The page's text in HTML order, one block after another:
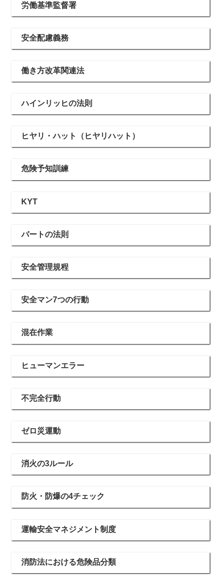
労働基準監督署
安全配慮義務
働き方改革関連法
ハインリッヒの法則
ヒヤリ・ハット（ヒヤリハット）
危険予知訓練
KYT
バートの法則
安全管理規程
安全マン7つの行動
混在作業
ヒューマンエラー
不完全行動
ゼロ災運動
消火の3ルール
防火・防爆の4チェック
運輸安全マネジメント制度
消防法における危険品分類